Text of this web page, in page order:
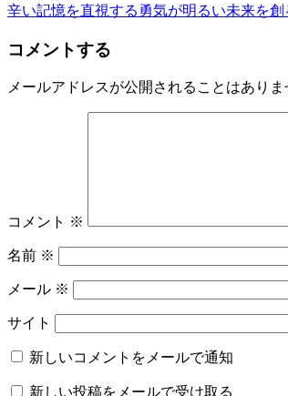
ナ
ビ
辛い記憶を直視する勇気が明るい未来を創
コメントする
メールアドレスが公開されることはありま
コメント ※
名前 ※
メール ※
サイト
新しいコメントをメールで通知
新しい投稿をメールで受け取る